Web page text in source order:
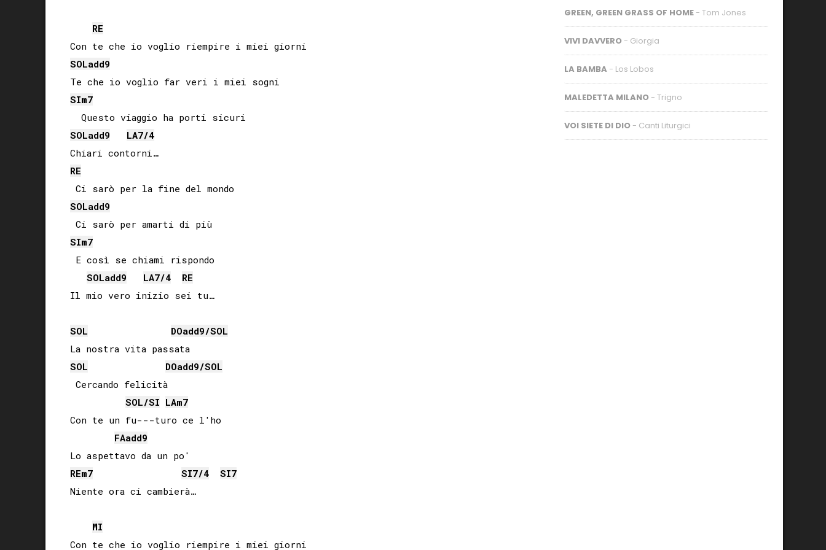
RE
SOLadd9
SIm7
SOLadd9 LA7/4
RE
SOLadd9
SIm7
E così se chiami rispondo
SOLadd9 LA7/4
RE
SOL DOadd9/SOL
SOL
DOadd9/SOL
Cercando felicità
SOL/SI LAm7
Con te un fu---turo ce l'ho
FAadd9
REm7 SI7/4 SI7
MI
GREEN, GREEN GRASS OF HOME - Tom Jones
VIVI DAVVERO - Giorgia
LA BAMBA - Los Lobos
MALEDETTA MILANO - Trigno
VOI SIETE DI DIO - Canti Liturgici